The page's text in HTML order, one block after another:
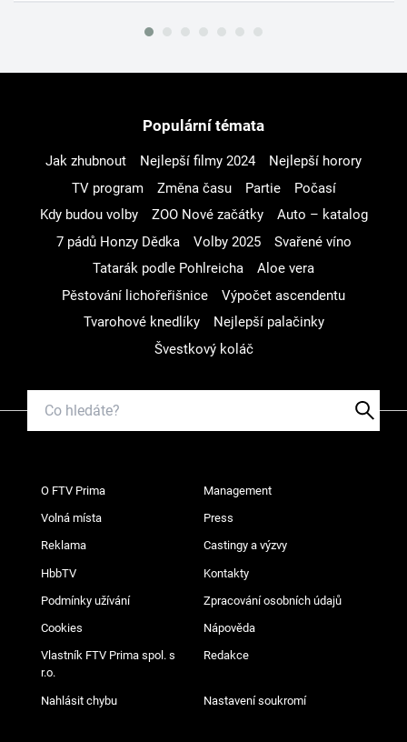
Populární témata
Jak zhubnout Nejlepší filmy 2024
Nejlepší horory
TV program
Změna času Partie
Počasí
Kdy budou volby
ZOO Nové začátky
Auto – katalog
7 pádů Honzy Dědka
Volby 2025
Svařené víno
Tatarák podle Pohlreicha
Aloe vera
Pěstování lichořeřišnice
Výpočet ascendentu
Tvarohové knedlíky
Nejlepší palačinky
Švestkový koláč
O FTV Prima Management
Volná místa Press
Reklama Castingy a výzvy
HbbTV Kontakty
Podmínky užívání Zpracování osobních údajů
Cookies Nápověda
Vlastník FTV Prima spol. s
r.o.
Redakce
Nahlásit chybu Nastavení soukromí